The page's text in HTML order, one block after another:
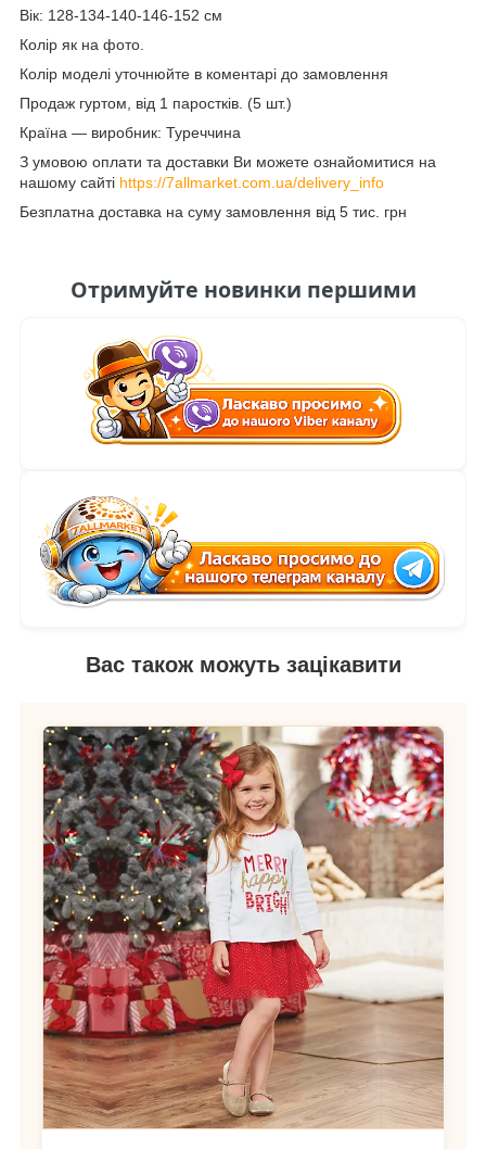
Вік: 128-134-140-146-152 см
Колір як на фото.
Колір моделі уточнюйте в коментарі до замовлення
Продаж гуртом, від 1 паростків. (5 шт.)
Країна — виробник: Туреччина
З умовою оплати та доставки Ви можете ознайомитися на
нашому сайті https://7allmarket.com.ua/delivery_info
Безплатна доставка на суму замовлення від 5 тис. грн
Отримуйте новинки першими
Вас також можуть зацікавити